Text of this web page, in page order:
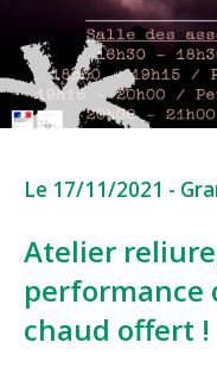
Le 17/11/2021 -
Atelier
performance
chaud offert !